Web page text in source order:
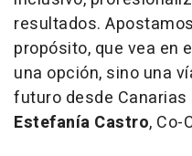
resultados.
propósito, que vea en
una opción, sino una
futuro desde Canarias
Estefanía Castro, Co-